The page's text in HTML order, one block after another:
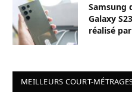
Samsung
Galaxy
réalisé
MEILLEURS COURT-